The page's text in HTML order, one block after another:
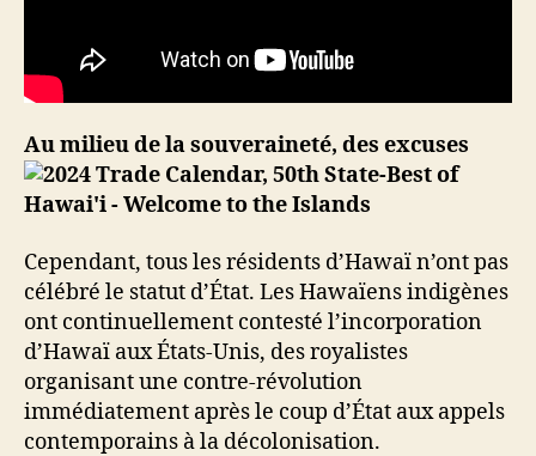
Au milieu de la souveraineté, des excuses
Cependant, tous les résidents d’Hawaï n’ont pas
célébré le statut d’État. Les Hawaïens indigènes
ont continuellement contesté l’incorporation
d’Hawaï aux États-Unis, des royalistes
organisant une contre-révolution
immédiatement après le coup d’État aux appels
contemporains à la décolonisation.